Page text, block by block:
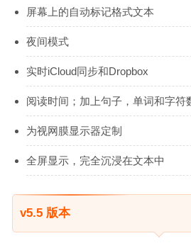
屏幕上的自动标记格式文本
夜间模式
实时iCloud同步和Dropbox
阅读时间；加上句子，单词和字符
为视网膜显示器定制
全屏显示，完全沉浸在文本中
v5.5 版本